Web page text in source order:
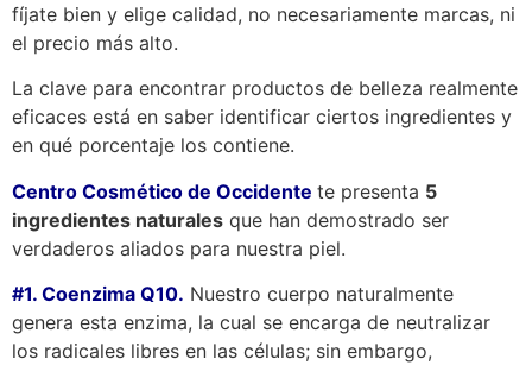
fíjate bien y elige calidad, no necesariamente marcas, ni
el precio más alto.
La clave para encontrar productos de belleza realmente
eficaces está en saber identificar ciertos ingredientes y
en qué porcentaje los contiene.
Centro Cosmético de Occidente te presenta 5
ingredientes naturales que han demostrado ser
verdaderos aliados para nuestra piel.
#1. Coenzima Q10. Nuestro cuerpo naturalmente
genera esta enzima, la cual se encarga de neutralizar
los radicales libres en las células; sin embargo,